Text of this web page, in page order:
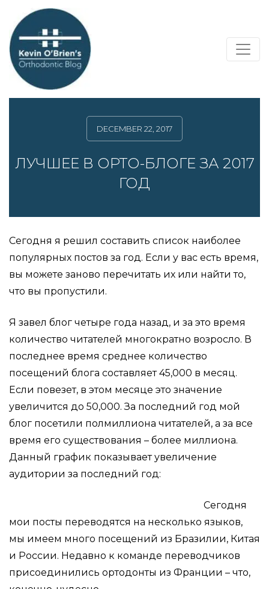
DECEMBER 22, 2017
ЛУЧШЕЕ В ОРТО-БЛОГЕ ЗА 2017
ГОД
Сегодня я решил составить список наиболее
популярных постов за год. Если у вас есть время,
вы можете заново перечитать их или найти то,
что вы пропустили.
Я завел блог четыре года назад, и за это время
количество читателей многократно возросло. В
последнее время среднее количество
посещений блога составляет 45,000 в месяц.
Если повезет, в этом месяце это значение
увеличится до 50,000. За последний год мой
блог посетили полмиллиона читателей, а за все
время его существования – более миллиона.
Данный график показывает увеличение
аудитории за последний год:
Сегодня
мои посты переводятся на несколько языков,
мы имеем много посещений из Бразилии, Китая
и России. Недавно к команде переводчиков
присоединились ортодонты из Франции – что,